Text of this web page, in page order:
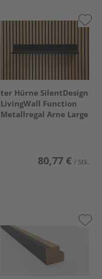
ter Hürne SilentDesign
LivingWall Function
Metallregal Arne Large
80,77 € / Stk.